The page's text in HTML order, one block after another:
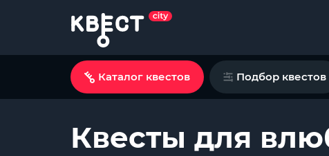
Каталог квестов Подбор квестов
Квесты для